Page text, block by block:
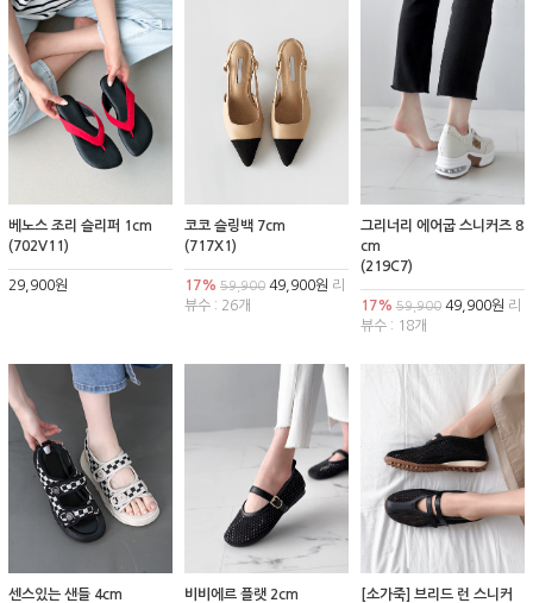
베노스 조리 슬리퍼 1cm
(702V11)
29,900원
코코 슬링백 7cm
(717X1)
17% 59,90049,900원 리
뷰수 : 26개
그리너리 에어굽 스니커즈 8
cm
(219C7)
17% 59,90049,900원 리
뷰수 : 18개
센스있는 샌들 4cm
비비에르 플랫 2cm
[소가죽] 브리드 런 스니커